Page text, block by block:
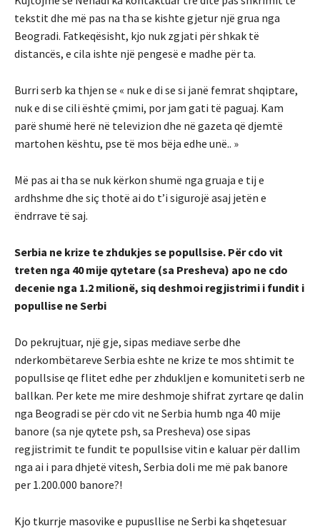
tekstit dhe më pas na tha se kishte gjetur një grua nga
Beogradi. Fatkeqësisht, kjo nuk zgjati për shkak të
distancës, e cila ishte një pengesë e madhe për ta.
Burri serb ka thjen se « nuk e di se si janë femrat shqiptare,
nuk e di se cili është çmimi, por jam gati të paguaj. Kam
parë shumë herë në televizion dhe në gazeta që djemtë
martohen kështu, pse të mos bëja edhe unë.. »
Më pas ai tha se nuk kërkon shumë nga gruaja e tij e
ardhshme dhe siç thotë ai do t’i sigurojë asaj jetën e
ëndrrave të saj.
Serbia ne krize te zhdukjes se popullsise. Për cdo vit
treten nga 40 mije qytetare (sa Presheva) apo ne cdo
decenie nga 1.2 milionë, siq deshmoi regjistrimi i fundit i
popullise ne Serbi
Do pekrujtuar, një gje, sipas mediave serbe dhe
nderkombëtareve Serbia eshte ne krize te mos shtimit te
popullsise qe flitet edhe per zhdukljen e komuniteti serb ne
ballkan. Per kete me mire deshmoje shifrat zyrtare qe dalin
nga Beogradi se për cdo vit ne Serbia humb nga 40 mije
banore (sa nje qytete psh, sa Presheva) ose sipas
regjistrimit te fundit te popullsise vitin e kaluar për dallim
nga ai i para dhjetë vitesh, Serbia doli me më pak banore
per 1.200.000 banore?!
Kjo tkurrje masovike e pupusllise ne Serbi ka shqetesuar